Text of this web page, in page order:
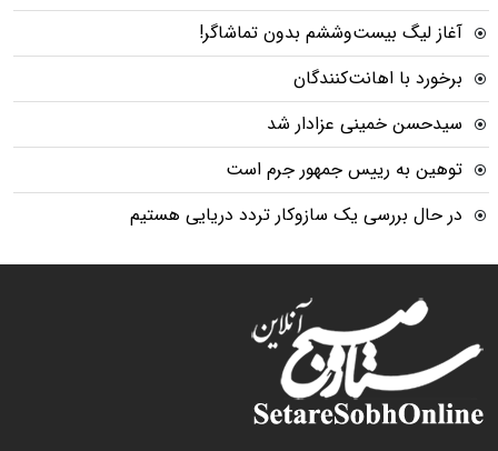
آغاز لیگ بیست‌وششم بدون تماشاگر!
برخورد با اهانت‌کنندگان
سیدحسن خمینی عزادار شد
توهین به رییس جمهور جرم است
در حال بررسی یک سازوکار تردد دریایی هستیم